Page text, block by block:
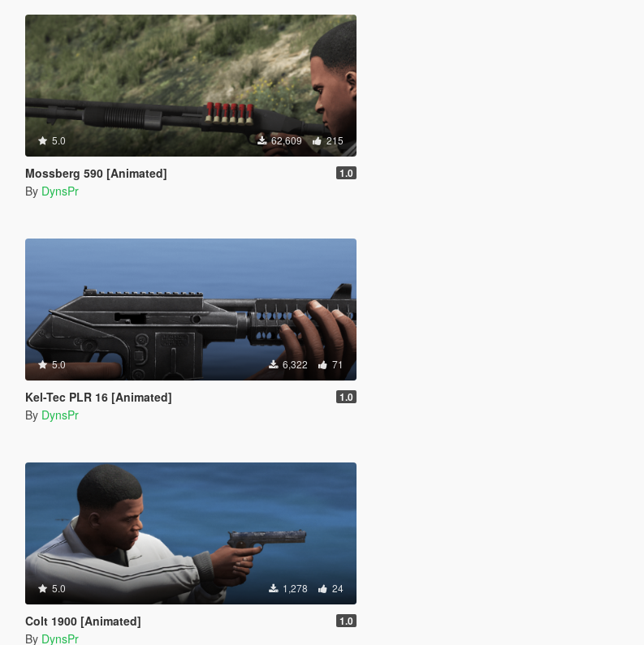
5.0 62,609 215
Mossberg 590 [Animated] 1.0
By DynsPr
5.0 6,322 71
Kel-Tec PLR 16 [Animated] 1.0
By DynsPr
5.0 1,278 24
Colt 1900 [Animated] 1.0
By DynsPr